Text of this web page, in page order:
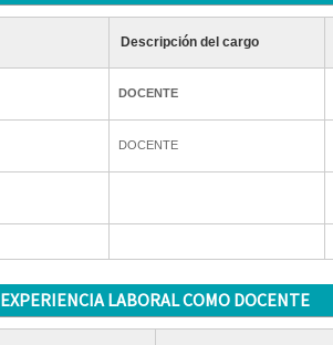
Descripción del cargo
DOCENTE
DOCENTE
EXPERIENCIA LABORAL COMO DOCENTE